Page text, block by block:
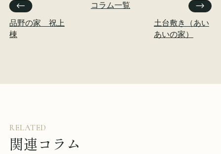
品野の家 祝上
棟
コラム一覧
土台敷き（あい
あいの家）
RELATED
関連コラム